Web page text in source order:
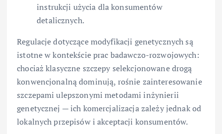
instrukcji użycia dla konsumentów
detalicznych.
Regulacje dotyczące modyfikacji genetycznych są
istotne w kontekście prac badawczo-rozwojowych:
chociaż klasyczne szczepy selekcjonowane drogą
konwencjonalną dominują, rośnie zainteresowanie
szczepami ulepszonymi metodami inżynierii
genetycznej — ich komercjalizacja zależy jednak od
lokalnych przepisów i akceptacji konsumentów.